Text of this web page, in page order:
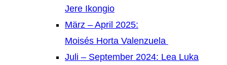
Jere Ikongio
März – April 2025:
Moisés Horta Valenzuela
Juli – September 2024: Lea Luka